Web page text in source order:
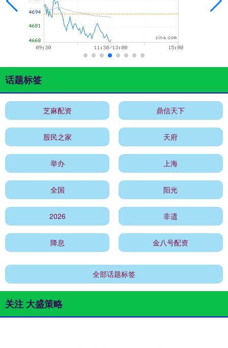
话题标签
芝麻配资 鼎信天下
股民之家 天府
举办 上海
全国 阳光
2026 非遗
降息 金八号配资
全部话题标签
关注 大盛策略